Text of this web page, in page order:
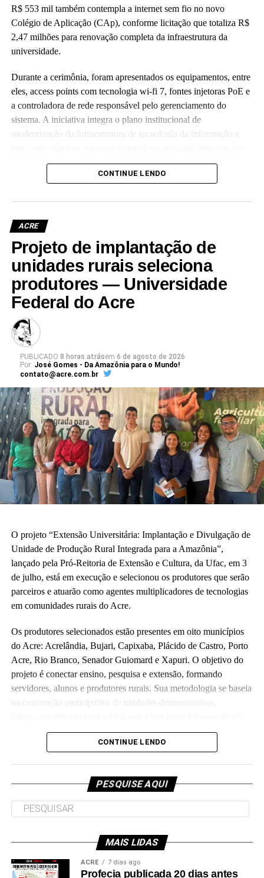
R$ 553 mil também contempla a internet sem fio no novo
Colégio de Aplicação (CAp), conforme licitação que totaliza R$
2,47 milhões para renovação completa da infraestrutura da
universidade.
Durante a cerimônia, foram apresentados os equipamentos, entre
eles, access points com tecnologia wi-fi 7, fontes injetoras PoE e
a controladora de rede responsável pelo gerenciamento do
sistema. A iniciativa integra o plano institucional de
modernização da infraestrutura de tecnologia da informação e
que já não atende às crescentes demandas acadêmicas e
administrativas da universidade.
Leia Mais: UFAC
CONTINUE LENDO
ACRE
Projeto de implantação de
unidades rurais seleciona
produtores — Universidade
Federal do Acre
PUBLICADO 8 horas atrásem 6 de agosto de 2026
Por: José Gomes - Da Amazônia para o Mundo!
contato@acre.com.br
O projeto “Extensão Universitária: Implantação e Divulgação de
Unidade de Produção Rural Integrada para a Amazônia”,
lançado pela Pró-Reitoria de Extensão e Cultura, da Ufac, em 3
de julho, está em execução e selecionou os produtores que serão
parceiros e atuarão como agentes multiplicadores de tecnologias
em comunidades rurais do Acre.
Os produtores selecionados estão presentes em oito municípios
do Acre: Acrelândia, Bujari, Capixaba, Plácido de Castro, Porto
Acre, Rio Branco, Senador Guiomard e Xapuri. O objetivo do
projeto é conectar ensino, pesquisa e extensão, formando
servidores, alunos e produtores rurais. Sua metodologia se baseia
na construção participativa de unidades demonstrativas,
Orçado em R$ 5,7 milhões e executado em parceria com a
recurso para melhorias de laboratórios e unidades de ensino da
universidade, como o Ufac Leite e o Horto das Plantas
Alimentícias Não Convencionais, os quais atendem as
Outra parte do recurso será aplicada em propriedades rurais,
fomentando unidades de referência em produção, com técnicas
CONTINUE LENDO
PESQUISE AQUI
MAIS LIDAS
ACRE 7 dias ago
Profecia publicada 20 dias antes